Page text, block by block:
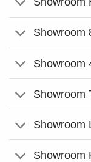
Showroom
Showroom
Showroom
Showroom
Showroom